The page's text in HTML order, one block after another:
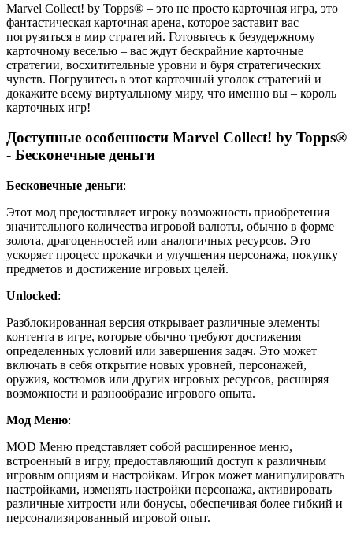
Marvel Collect! by Topps® – это не просто карточная игра, это
фантастическая карточная арена, которое заставит вас
погрузиться в мир стратегий. Готовьтесь к безудержному
карточному веселью – вас ждут бескрайние карточные
стратегии, восхитительные уровни и буря стратегических
чувств. Погрузитесь в этот карточный уголок стратегий и
докажите всему виртуальному миру, что именно вы – король
карточных игр!
Доступные особенности Marvel Collect! by Topps®
- Бесконечные деньги
Бесконечные деньги:
Этот мод предоставляет игроку возможность приобретения
значительного количества игровой валюты, обычно в форме
золота, драгоценностей или аналогичных ресурсов. Это
ускоряет процесс прокачки и улучшения персонажа, покупку
предметов и достижение игровых целей.
Unlocked:
Разблокированная версия открывает различные элементы
контента в игре, которые обычно требуют достижения
определенных условий или завершения задач. Это может
включать в себя открытие новых уровней, персонажей,
оружия, костюмов или других игровых ресурсов, расширяя
возможности и разнообразие игрового опыта.
Мод Меню:
MOD Меню представляет собой расширенное меню,
встроенный в игру, предоставляющий доступ к различным
игровым опциям и настройкам. Игрок может манипулировать
настройками, изменять настройки персонажа, активировать
различные хитрости или бонусы, обеспечивая более гибкий и
персонализированный игровой опыт.